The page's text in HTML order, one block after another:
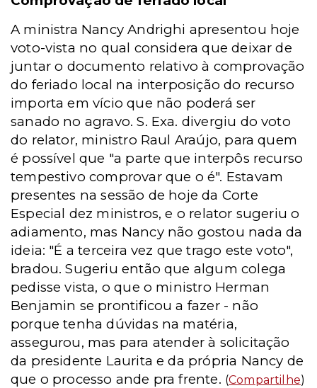
A ministra Nancy Andrighi apresentou hoje
voto-vista no qual considera que deixar de
juntar o documento relativo à comprovação
do feriado local na interposição do recurso
importa em vício que não poderá ser
sanado no agravo. S. Exa. divergiu do voto
do relator, ministro Raul Araújo, para quem
é possível que "a parte que interpôs recurso
tempestivo comprovar que o é". Estavam
presentes na sessão de hoje da Corte
Especial dez ministros, e o relator sugeriu o
adiamento, mas Nancy não gostou nada da
ideia: "É a terceira vez que trago este voto",
bradou. Sugeriu então que algum colega
pedisse vista, o que o ministro Herman
Benjamin se prontificou a fazer - não
porque tenha dúvidas na matéria,
assegurou, mas para atender à solicitação
da presidente Laurita e da própria Nancy de
que o processo ande pra frente. (Compartilhe)